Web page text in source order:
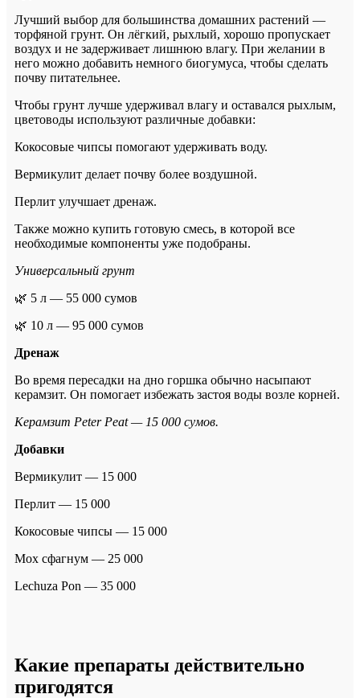
Лучший выбор для большинства домашних растений —
торфяной грунт. Он лёгкий, рыхлый, хорошо пропускает
воздух и не задерживает лишнюю влагу. При желании в
него можно добавить немного биогумуса, чтобы сделать
почву питательнее.
Чтобы грунт лучше удерживал влагу и оставался рыхлым,
цветоводы используют различные добавки:
Кокосовые чипсы помогают удерживать воду.
Вермикулит делает почву более воздушной.
Перлит улучшает дренаж.
Также можно купить готовую смесь, в которой все
необходимые компоненты уже подобраны.
Универсальный грунт
🌿 5 л — 55 000 сумов
🌿 10 л — 95 000 сумов
Дренаж
Во время пересадки на дно горшка обычно насыпают
керамзит. Он помогает избежать застоя воды возле корней.
Керамзит Peter Peat — 15 000 сумов.
Добавки
Вермикулит — 15 000
Перлит — 15 000
Кокосовые чипсы — 15 000
Мох сфагнум — 25 000
Lechuza Pon — 35 000
Какие препараты действительно
пригодятся